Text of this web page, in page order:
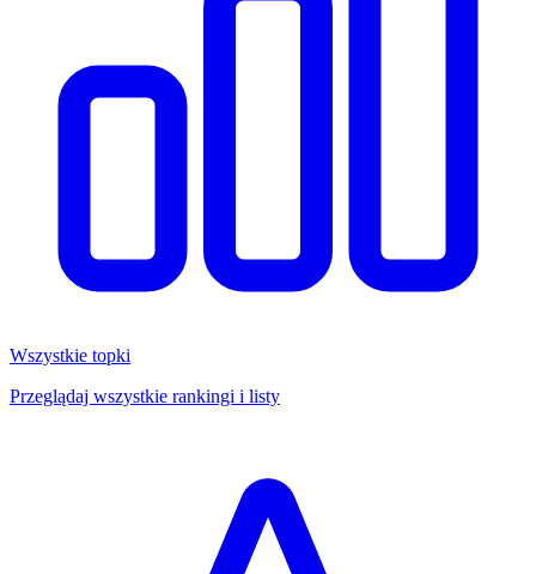
Wszystkie topki
Przeglądaj wszystkie rankingi i listy